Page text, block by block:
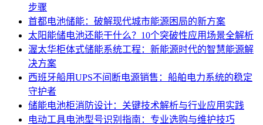
步骤
首都电池储能：破解现代城市能源困局的新方案
太阳能储电池还能干什么？10个突破性应用场景全解析
渥太华柜体式储能系统工程：新能源时代的智慧能源解
决方案
西班牙船用UPS不间断电源销售：船舶电力系统的稳定
守护者
储能电池柜消防设计：关键技术解析与行业应用实践
电动工具电池型号识别指南：专业选购与维护技巧